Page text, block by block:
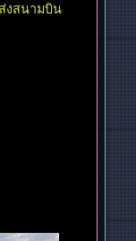
งสนามบิน